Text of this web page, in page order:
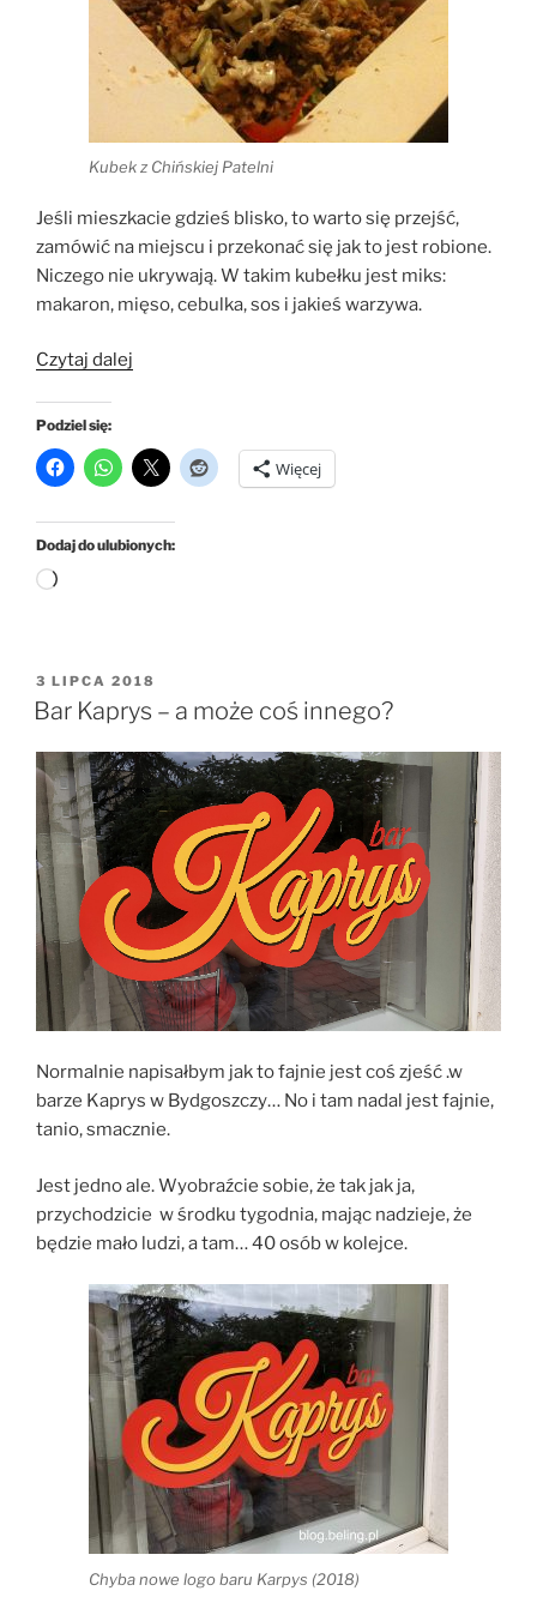
Kubek z Chińskiej Patelni
Jeśli mieszkacie gdzieś blisko, to warto się przejść,
zamówić na miejscu i przekonać się jak to jest robione.
Niczego nie ukrywają. W takim kubełku jest miks:
makaron, mięso, cebulka, sos i jakieś warzywa.
Czytaj dalej
Bydgoszczy”
Podziel się:
Więcej
Dodaj do ulubionych:
Wczytywanie…
OPUBLIKOWANE
W
3 LIPCA 2018
Bar Kaprys – a może coś innego?
Normalnie napisałbym jak to fajnie jest coś zjeść .w
barze Kaprys w Bydgoszczy… No i tam nadal jest fajnie,
tanio, smacznie.
Jest jedno ale. Wyobraźcie sobie, że tak jak ja,
przychodzicie w środku tygodnia, mając nadzieje, że
będzie mało ludzi, a tam… 40 osób w kolejce.
Chyba nowe logo baru Karpys (2018)